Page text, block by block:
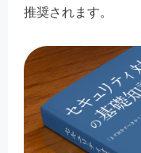
推奨されます。